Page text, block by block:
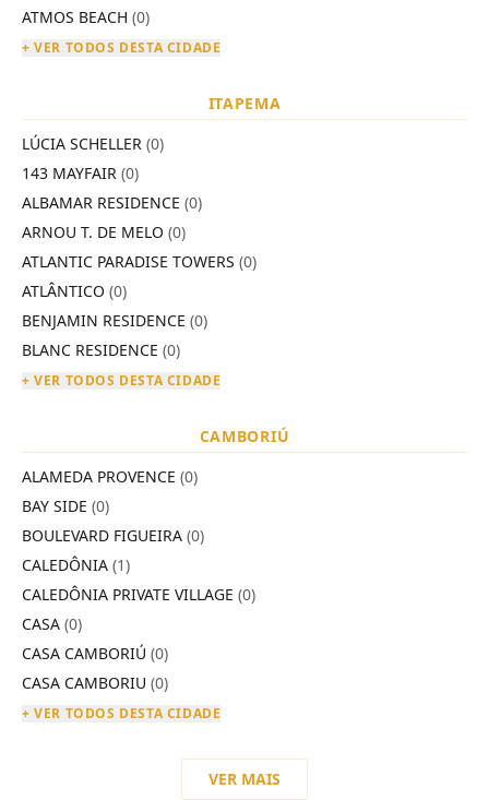
ATMOS BEACH (0)
+ VER TODOS DESTA CIDADE
ITAPEMA
LÚCIA SCHELLER (0)
143 MAYFAIR (0)
ALBAMAR RESIDENCE (0)
ARNOU T. DE MELO (0)
ATLANTIC PARADISE TOWERS (0)
ATLÂNTICO (0)
BENJAMIN RESIDENCE (0)
BLANC RESIDENCE (0)
+ VER TODOS DESTA CIDADE
CAMBORIÚ
ALAMEDA PROVENCE (0)
BAY SIDE (0)
BOULEVARD FIGUEIRA (0)
CALEDÔNIA (1)
CALEDÔNIA PRIVATE VILLAGE (0)
CASA (0)
CASA CAMBORIÚ (0)
CASA CAMBORIU (0)
+ VER TODOS DESTA CIDADE
VER MAIS